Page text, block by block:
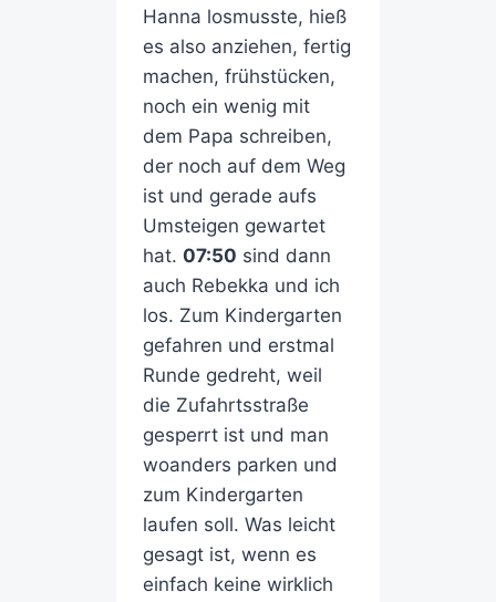
Hanna losmusste, hieß
es also anziehen, fertig
machen, frühstücken,
noch ein wenig mit
dem Papa schreiben,
der noch auf dem Weg
ist und gerade aufs
Umsteigen gewartet
hat. 07:50 sind dann
auch Rebekka und ich
los. Zum Kindergarten
gefahren und erstmal
Runde gedreht, weil
die Zufahrtsstraße
gesperrt ist und man
woanders parken und
zum Kindergarten
laufen soll. Was leicht
gesagt ist, wenn es
einfach keine wirklich